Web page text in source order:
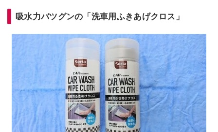
吸水力バツグンの「洗車用ふきあげクロス」